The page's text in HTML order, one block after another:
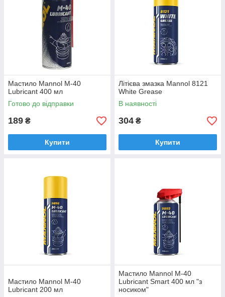
Мастило Mannol M-40
Lubricant 400 мл
Готово до відправки
189 ₴
Купити
Літієва змазка Mannol 8121
White Grease
В наявності
304 ₴
Купити
Мастило Mannol M-40
Lubricant 200 мл
Мастило Mannol M-40
Lubricant Smart 400 мл "з
носиком"